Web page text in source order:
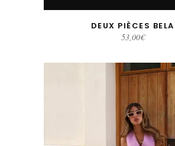
DEUX PIÈCES BELA
53,00€